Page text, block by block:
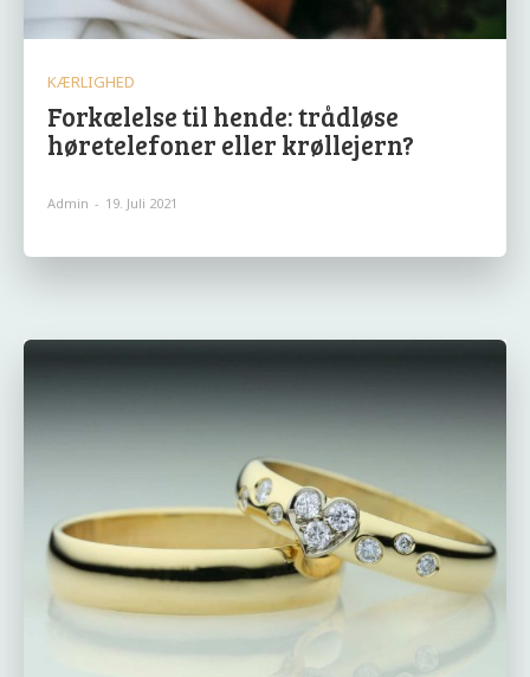
KÆRLIGHED
Forkælelse til hende: trådløse
høretelefoner eller krøllejern?
Admin - 19. Juli 2021